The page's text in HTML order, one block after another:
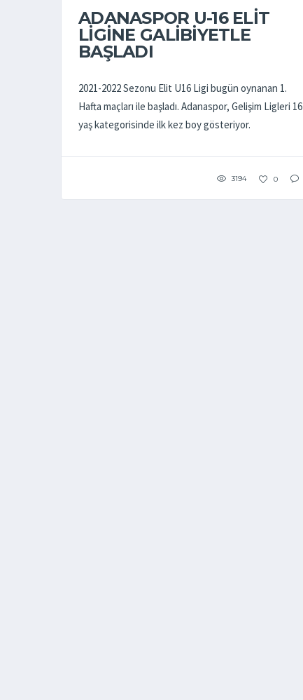
ADANASPOR U-16 ELİT
LİGİNE GALİBİYETLE
BAŞLADI
2021-2022 Sezonu Elit U16 Ligi bugün oynanan 1.
Hafta maçları ile başladı. Adanaspor, Gelişim Ligleri 16
yaş kategorisinde ilk kez boy gösteriyor.
3194 0